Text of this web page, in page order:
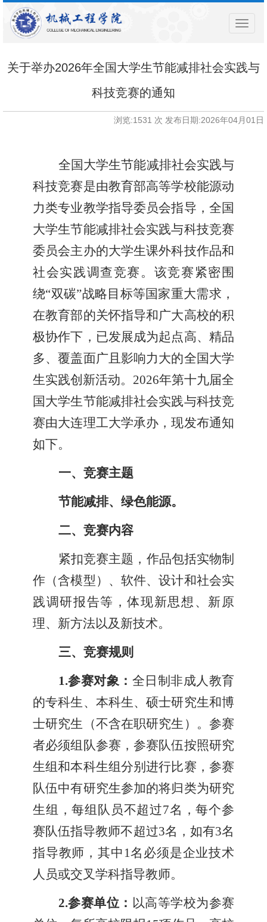
导
单
关于举办2026年全国大学生节能减排社会实践与
科技竞赛的通知
浏览:1531 次 发布日期:2026年04月01日
全国大学生节能减排社会实践与
科技竞赛是由教育部高等学校能源动
力类专业教学指导委员会指导，全国
大学生节能减排社会实践与科技竞赛
委员会主办的大学生课外科技作品和
社会实践调查竞赛。该竞赛紧密围
绕“双碳”战略目标等国家重大需求，
在教育部的关怀指导和广大高校的积
极协作下，已发展成为起点高、精品
多、覆盖面广且影响力大的全国大学
生实践创新活动。2026年第十九届全
国大学生节能减排社会实践与科技竞
赛由大连理工大学承办，现发布通知
如下。
一、竞赛主题
节能减排、绿色能源。
二、竞赛内容
紧扣竞赛主题，作品包括实物制
作（含模型）、软件、设计和社会实
践调研报告等，体现新思想、新原
理、新方法以及新技术。
三、竞赛规则
1.参赛对象： 全日制非成人教育
的专科生、本科生、硕士研究生和博
士研究生（不含在职研究生）。参赛
者必须组队参赛，参赛队伍按照研究
生组和本科生组分别进行比赛，参赛
队伍中有研究生参加的将归类为研究
生组，每组队员不超过7名，每个参
赛队伍指导教师不超过3名，如有3名
指导教师，其中1名必须是企业技术
人员或交叉学科指导教师。
2.参赛单位： 以高等学校为参赛